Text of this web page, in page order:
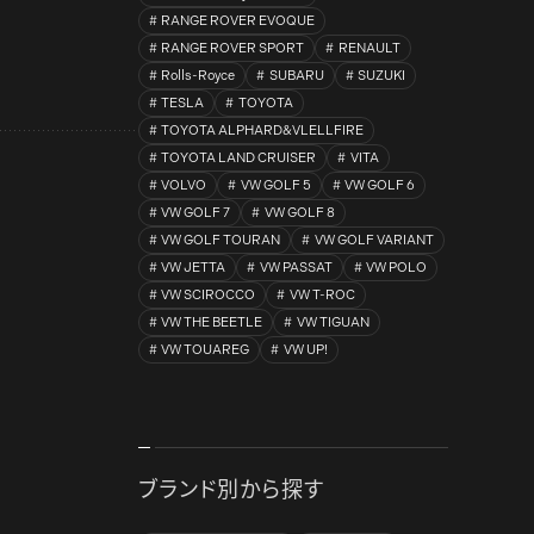
RANGE ROVER EVOQUE
RANGE ROVER SPORT
RENAULT
Rolls-Royce
SUBARU
SUZUKI
TESLA
TOYOTA
TOYOTA ALPHARD&VLELLFIRE
TOYOTA LAND CRUISER
VITA
VOLVO
VW GOLF 5
VW GOLF 6
VW GOLF 7
VW GOLF 8
VW GOLF TOURAN
VW GOLF VARIANT
VW JETTA
VW PASSAT
VW POLO
VW SCIROCCO
VW T-ROC
VW THE BEETLE
VW TIGUAN
VW TOUAREG
VW UP!
ブランド別から探す